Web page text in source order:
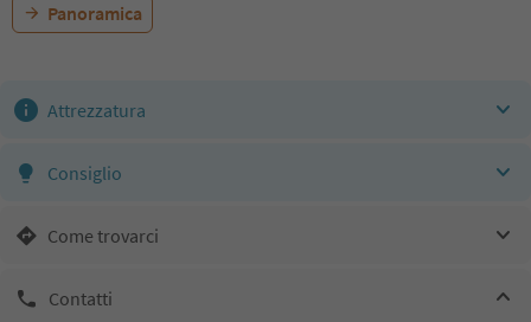
Panoramica
Attrezzatura
Consiglio
Come trovarci
Contatti